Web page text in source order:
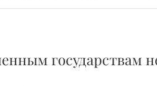
государствам